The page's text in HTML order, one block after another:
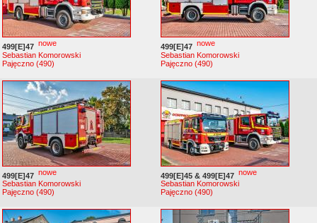
499[E]47 nowe
Sebastian Komorowski
Pajęczno (490)
499[E]47 nowe
Sebastian Komorowski
Pajęczno (490)
499[E]47 nowe
Sebastian Komorowski
Pajęczno (490)
499[E]45 & 499[E]47 nowe
Sebastian Komorowski
Pajęczno (490)